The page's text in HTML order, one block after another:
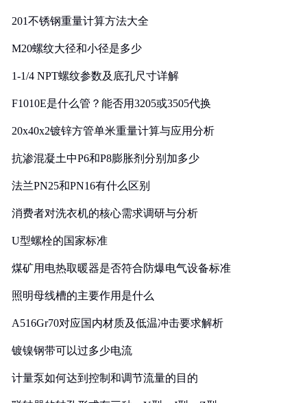
201不锈钢重量计算方法大全
M20螺纹大径和小径是多少
1-1/4 NPT螺纹参数及底孔尺寸详解
F1010E是什么管？能否用3205或3505代换
20x40x2镀锌方管单米重量计算与应用分析
抗渗混凝土中P6和P8膨胀剂分别加多少
法兰PN25和PN16有什么区别
消费者对洗衣机的核心需求调研与分析
U型螺栓的国家标准
煤矿用电热取暖器是否符合防爆电气设备标准
照明母线槽的主要作用是什么
A516Gr70对应国内材质及低温冲击要求解析
镀镍钢带可以过多少电流
计量泵如何达到控制和调节流量的目的